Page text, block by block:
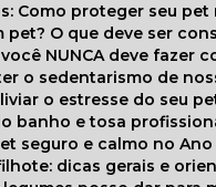
Como proteger seu
pet? O que deve ser
você NUNCA deve fazer
o sedentarismo de
o estresse do seu
banho e tosa
seguro e calmo no
dicas gerais e